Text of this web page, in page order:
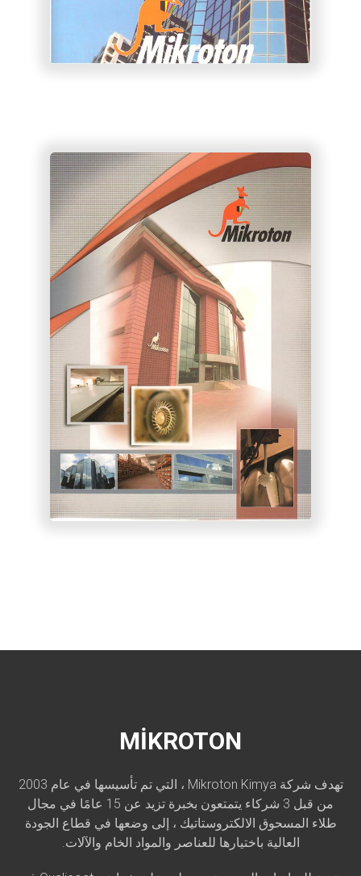
MİKROTON
تهدف شركة Mikroton Kimya ، التي تم تأسيسها في عام 2003
من قبل 3 شركاء يتمتعون بخبرة تزيد عن 15 عامًا في مجال
طلاء المسحوق الالكتروستاتيك ، إلى وضعها في قطاع الجودة
العالية باختيارها للعناصر والمواد الخام والآلات.